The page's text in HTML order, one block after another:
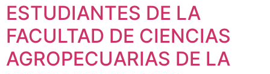
ESTUDIANTES DE LA
FACULTAD DE CIENCIAS
AGROPECUARIAS DE LA